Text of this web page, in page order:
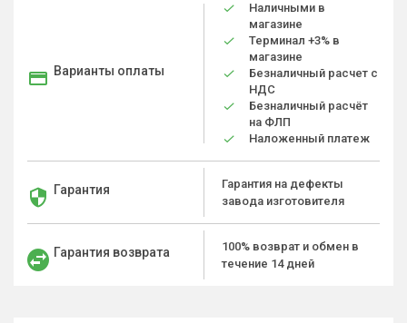
Варианты оплаты
Наличными в
магазине
Терминал +3% в
магазине
Безналичный расчет с
НДС
Безналичный расчёт
на ФЛП
Наложенный платеж
Гарантия
Гарантия на дефекты
завода изготовителя
Гарантия возврата
100% возврат и обмен в
течение 14 дней